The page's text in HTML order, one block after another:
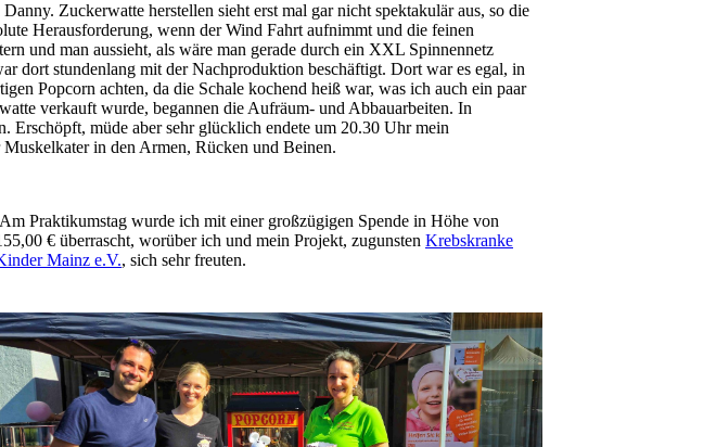
Zuckerwatte herstellen sieht erst mal gar nicht spektakulär aus, so die
Herausforderung, wenn der Wind Fahrt aufnimmt und die feinen
und man aussieht, als wäre man gerade durch ein XXL Spinnennetz
dort stundenlang mit der Nachproduktion beschäftigt. Dort war es egal, in
Popcorn achten, da die Schale kochend heiß war, was ich auch ein paar
verkauft wurde, begannen die Aufräum- und Abbauarbeiten. In
Erschöpft, müde aber sehr glücklich endete um 20.30 Uhr mein
in den Armen, Rücken und Beinen.
Am Praktikumstag wurde ich mit einer großzügigen Spende in Höhe von
€ überrascht, worüber ich und mein Projekt, zugunsten Krebskranke
Mainz e.V., sich sehr freuten.